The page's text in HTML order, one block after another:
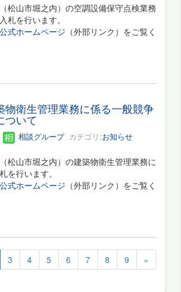
松山市堀之内）の空調設備保守点検業務
札を行います。
式ホームページ （外部リンク）をご覧く
物衛生管理業務に係る一般競争
ついて
相談グループカテゴリ:お知らせ
松山市堀之内）の建築物衛生管理業務に
を行います。
式ホームページ （外部リンク）をご覧く
3 4 5 6 7 8 9 »